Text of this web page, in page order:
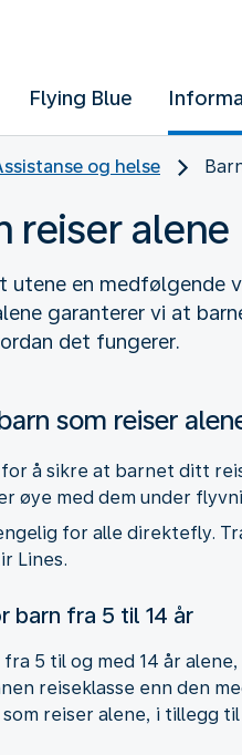
Flying Blue
og helse
reiser alene
utene en medfølgende
garanterer vi at
det fungerer.
som reiser
å sikre at barnet ditt
øye med dem under
for alle direktefly.
Lines.
barn fra 5 til 14 år
5 til og med 14 år
reiseklasse enn den
reiser alene, i tillegg